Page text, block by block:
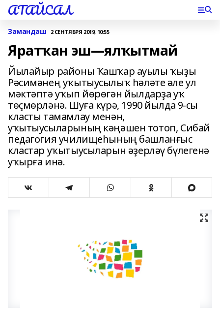
АТАЙСАЛ
Замандаш 2 СЕНТЯБРЯ 2019, 10:55
Яратҡан эш—ялҡытмай
Йылайыр районы Ҡашҡар ауылы ҡыҙы
Рәсимәнең уҡытыусылыҡ һәләте әле ул
мәктәптә уҡып йөрөгән йылдарҙа уҡ
төҫмөрләнә. Шуға күрә, 1990 йылда 9-сы
класты тамамлау менән,
уҡытыусыларының кәңәшен тотоп, Сибай
педагогия училищеһының башланғыс
кластар уҡытыусыларын әҙерләү бүлегенә
уҡырға инә.